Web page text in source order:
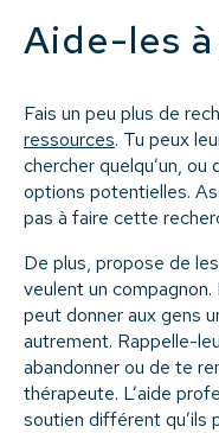
Aide-les
Fais un peu plus de
ressources. Tu peux
chercher quelqu’un,
options potentielles.
pas à faire cette
De plus, propose de
veulent un compagnon.
peut donner aux gens
autrement. Rappelle-
abandonner ou de te
thérapeute. L’aide
soutien différent qu’ils